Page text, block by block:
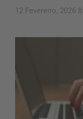
12 Fevereiro, 2026